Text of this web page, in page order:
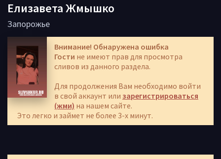
Елизавета Жмышко
Запорожье
Внимание! Обнаружена ошибка
Гости не имеют прав для просмотра
сливов из данного раздела.
Для продолжения Вам необходимо войти
в свой аккаунт или зарегистрироваться
(жми) на нашем сайте.
Это легко и займет не более 3-х минут.